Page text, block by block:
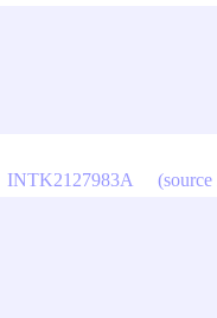
INTK2127983A